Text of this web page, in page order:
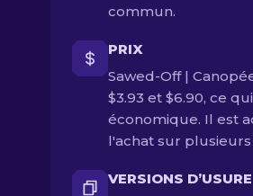
commun.
PRIX
Sawed-Off |
$3.93 et $6.90, ce
économique. Il est
l'achat sur
VERSIONS D’USURE